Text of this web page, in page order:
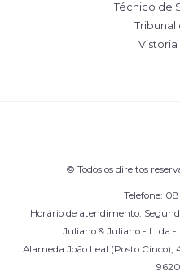
Técnico de
Tribunal
© Todos os direitos
Telefone:
Horário de atendimento:
Juliano & Juliano - Ltda -
Alameda João Leal (Posto Cinco),